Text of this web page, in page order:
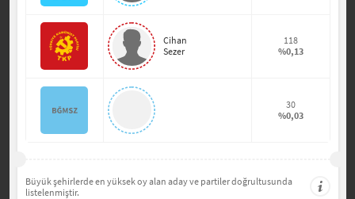
Cihan
Sezer
118
%0,13
30
%0,03
Büyük şehirlerde en yüksek oy alan aday ve partiler doğrultusunda
listelenmiştir.